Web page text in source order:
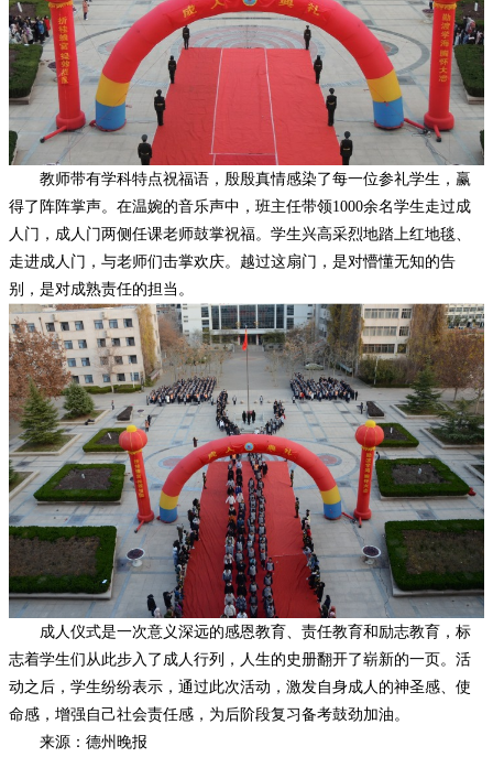
教师带有学科特点祝福语，殷殷真情感染了每一位参礼学生，赢
得了阵阵掌声。在温婉的音乐声中，班主任带领1000余名学生走过成
人门，成人门两侧任课老师鼓掌祝福。学生兴高采烈地踏上红地毯、
走进成人门，与老师们击掌欢庆。越过这扇门，是对懵懂无知的告
别，是对成熟责任的担当。
成人仪式是一次意义深远的感恩教育、责任教育和励志教育，标
志着学生们从此步入了成人行列，人生的史册翻开了崭新的一页。活
动之后，学生纷纷表示，通过此次活动，激发自身成人的神圣感、使
命感，增强自己社会责任感，为后阶段复习备考鼓劲加油。
来源：德州晚报